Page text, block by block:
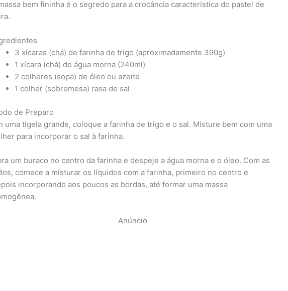
bem fininha é o segredo para a crocância característica do pastel de
3 xícaras (chá) de farinha de trigo (aproximadamente 390g)
1 xícara (chá) de água morna (240ml)
2 colheres (sopa) de óleo ou azeite
1 colher (sobremesa) rasa de sal
de Preparo
uma tigela grande, coloque a farinha de trigo e o sal. Misture bem com uma
para incorporar o sal à farinha.
um buraco no centro da farinha e despeje a água morna e o óleo. Com as
comece a misturar os líquidos com a farinha, primeiro no centro e
incorporando aos poucos as bordas, até formar uma massa
Anúncio